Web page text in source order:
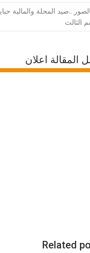
..صيد المحلة والمالية
الثالث
المقالة اعلان
Related